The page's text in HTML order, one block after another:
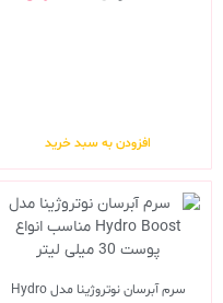
افزودن به سبد خرید
سرم آبرسان نوتروژینا مدل Hydro